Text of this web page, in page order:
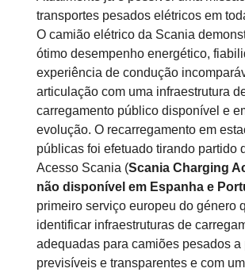
transportes pesados elétricos em
O camião elétrico da Scania
ótimo desempenho energético,
experiência de condução
articulação com uma infraestrutura
carregamento público disponível e
evolução. O recarregamento em
públicas foi efetuado tirando partido
Acesso Scania (Scania Charging
não disponível em Espanha e
primeiro serviço europeu do género
identificar infraestruturas de
adequadas para camiões pesados a
previsíveis e transparentes e com